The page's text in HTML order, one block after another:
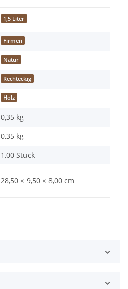
1,5 Liter
Firmen
Natur
Rechteckig
Holz
0,35 kg
0,35 kg
1,00 Stück
28,50 × 9,50 × 8,00 cm